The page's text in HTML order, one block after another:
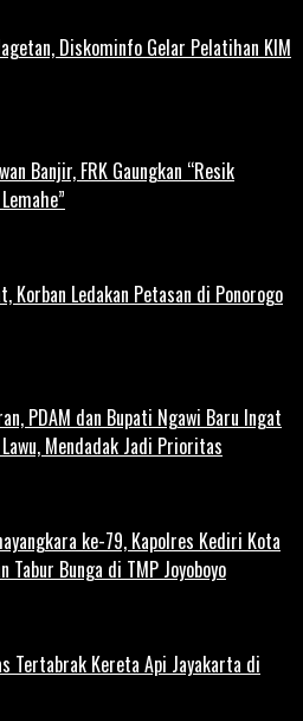
Diskominfo Gelar Pelatihan KIM
Banjir, FRK Gaungkan “Resik
Korban Ledakan Petasan di Ponorogo
PDAM dan Bupati Ngawi Baru Ingat
Mendadak Jadi Prioritas
ke-79, Kapolres Kediri Kota
Tabur Bunga di TMP Joyoboyo
Tertabrak Kereta Api Jayakarta di